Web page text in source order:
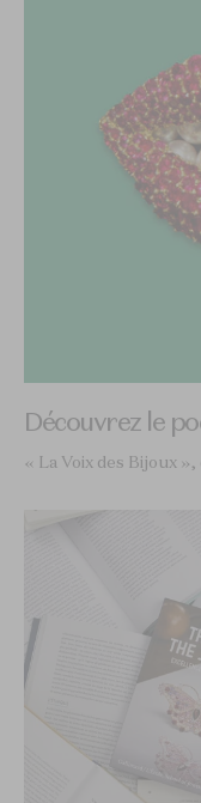
Découvrez le
« La Voix des Bijoux